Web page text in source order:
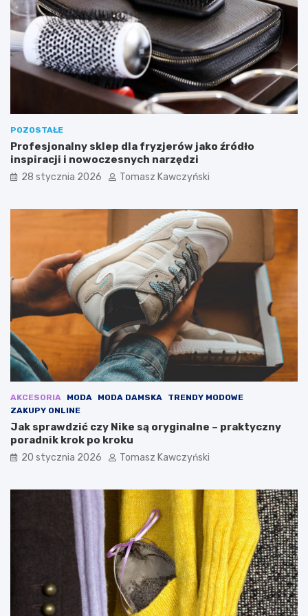
m
o
d
n
i
e
f
a
s
o
r
y
s
e
z
o
n
u
!
POZOSTAŁE
Profesjonalny sklep dla fryzjerów jako źródło
inspiracji i nowoczesnych narzędzi
28 stycznia 2026 Tomasz Kawczyński
AKCESORIA MODA MODA DAMSKA
TRENDY MODOWE
ZAKUPY ONLINE
Jak sprawdzić czy Nike są oryginalne – praktyczny
poradnik krok po kroku
20 stycznia 2026 Tomasz Kawczyński